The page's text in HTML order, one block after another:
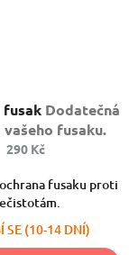
fusak Dodatečná
vašeho fusaku.
290 Kč
fusaku proti
SE (10-14 DNÍ)